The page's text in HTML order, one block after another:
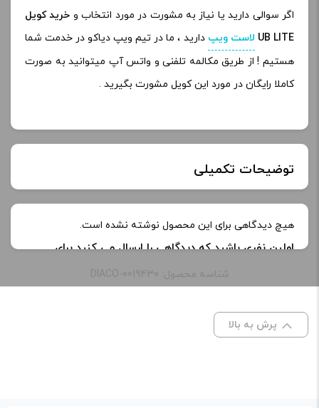
اگر سوالی دارید یا نیاز به مشورت در مورد انتخاب و خرید کویل
UB LITE لاست ویپ دارید ، ما در تیم ویپ دیاکو در خدمت شما
هستیم ! از طریق مکالمه تلفنی و واتس آپ میتوانید به صورت
کاملا رایگان در مورد این کویل مشورت بگیرید .
توضیحات تکمیلی
نوع
کویل :
0.4 اهم, 0.8 اهم, 1.0 اهم, 1.4 اهم
هیچ دیدگاهی برای این محصول نوشته نشده است.
اولین نفری باشید که دیدگاهی را ارسال می کنید برای
“کویل یو بی لایت لاست ویپ | Lost Vape UB LITE Coil”
علامت‌گذاری شده‌اند
شناسه محصول: DIACO-0019430
پرش به بالا